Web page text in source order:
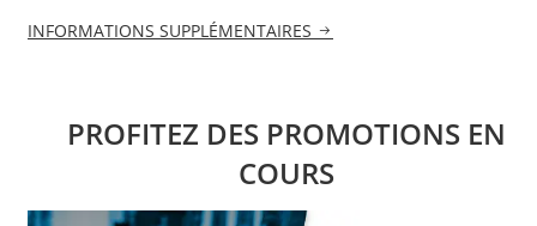
INFORMATIONS SUPPLÉMENTAIRES
PROFITEZ DES PROMOTIONS EN
COURS